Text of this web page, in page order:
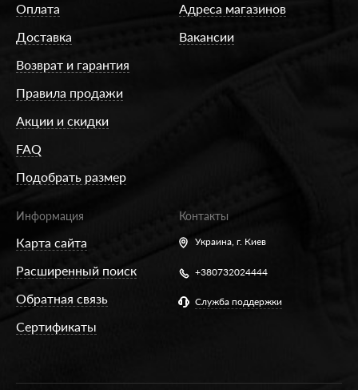
Оплата
Доставка
Возврат и гарантия
Правила продажи
Акции и скидки
FAQ
Подобрать размер
Адреса магазинов
Вакансии
Информация
Карта сайта
Расширенный поиск
Обратная связь
Сертификаты
Контакты
Украина, г. Киев
+380732024444
Служба поддержки